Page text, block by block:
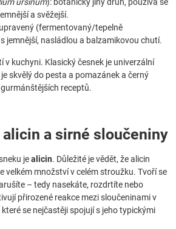
a svěžejší.
(fermentovaný/tepelně
jemnější, nasládlou a balzamikovou chutí.
v kuchyni. Klasický česnek je univerzální
skvělý do pesta a pomazánek a černý
receptů.
a sirné sloučeniny
jealicin. Důležité je vědět, že alicin
velkém množství v celém stroužku. Tvoří se
– tedy nasekáte, rozdrtíte nebo
přirozené reakce mezi sloučeninami v
se nejčastěji spojují s jeho typickými